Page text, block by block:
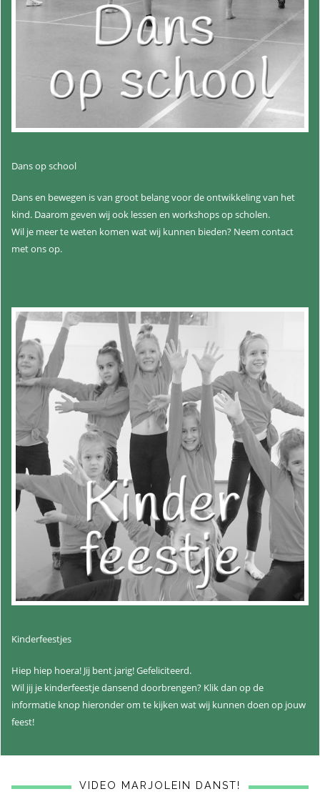
Dans op school
Dans en bewegen is van groot belang voor de ontwikkeling van het
kind. Daarom geven wij ook lessen en workshops op scholen.
Wil je meer te weten komen wat wij kunnen bieden? Neem contact
met ons op.
Kinderfeestjes
Hiep hiep hoera! Jij bent jarig! Gefeliciteerd.
Wil jij je kinderfeestje dansend doorbrengen? Klik dan op de
informatie knop hieronder om te kijken wat wij kunnen doen op jouw
feest!
VIDEO MARJOLEIN DANST!